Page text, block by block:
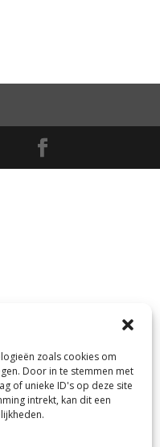
zoals cookies om
Door in te stemmen met
of unieke ID's op deze site
intrekt, kan dit een